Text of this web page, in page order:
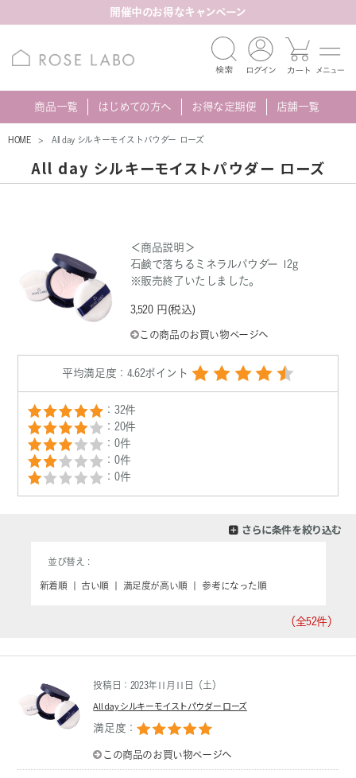
開催中のお得なキャンペーン
商品一覧 はじめての方へ お得な定期便 店舗一覧
HOME All day シルキーモイストパウダー ローズ
All day シルキーモイストパウダー ローズ
＜商品説明＞
石鹸で落ちるミネラルパウダー 12g
※販売終了いたしました。
3,520 円(税込)
この商品のお買い物ページへ
平均満足度：4.62ポイント
：32件
：20件
：0件
：0件
：0件
さらに条件を絞り込む
並び替え
新着順 古い順 満足度が高い順 参考になった順
（全52件）
投稿日：2023年11月11日（土）
All day シルキーモイストパウダー ローズ
満足度：
この商品のお買い物ページへ